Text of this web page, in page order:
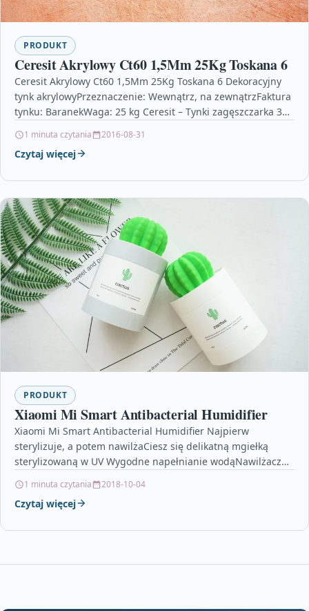
PRODUKT
Ceresit Akrylowy Ct60 1,5Mm 25Kg Toskana 6
Ceresit Akrylowy Ct60 1,5Mm 25Kg Toskana 6 Dekoracyjny
tynk akrylowyPrzeznaczenie: Wewnątrz, na zewnątrzFaktura
tynku: BaranekWaga: 25 kg Ceresit – Tynki zagęszczarka 300
1 minuta czytania 2016-08-31
Czytaj więcej
PRODUKT
Xiaomi Mi Smart Antibacterial Humidifier
Xiaomi Mi Smart Antibacterial Humidifier Najpierw
sterylizuje, a potem nawilżaCiesz się delikatną mgiełką
sterylizowaną w UV Wygodne napełnianie wodąNawilżacz
1 minuta czytania 2018-10-04
Czytaj więcej